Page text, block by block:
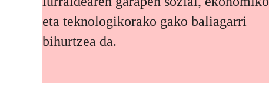
eta teknologikorako gako baliagarri
bihurtzea da.